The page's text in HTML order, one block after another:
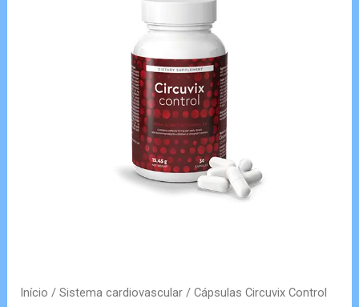
Início / Sistema cardiovascular/ Cápsulas Circuvix Control